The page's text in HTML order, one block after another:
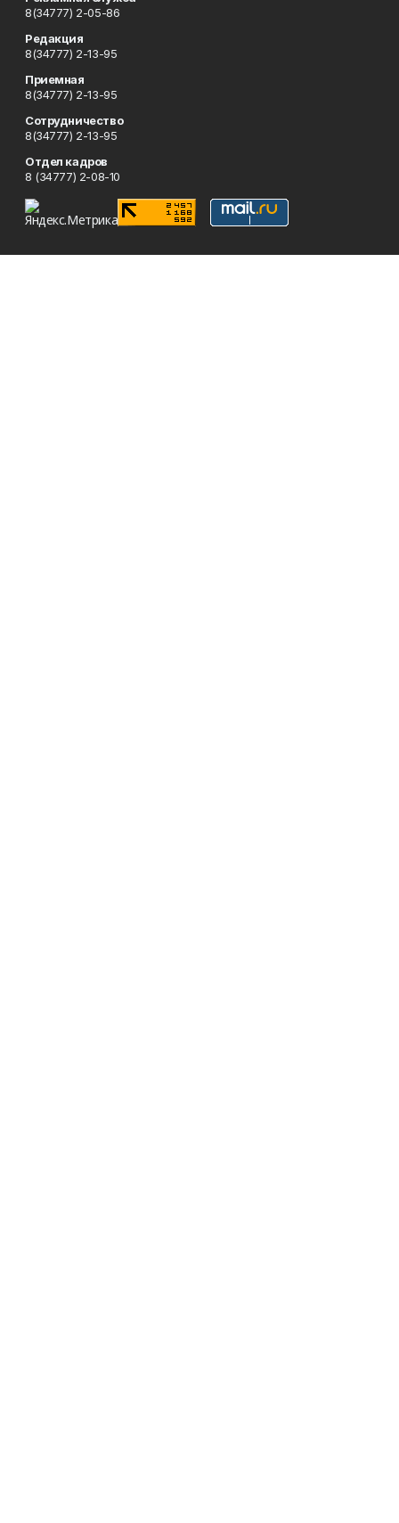
8(34777) 2-05-86
Редакция
8(34777) 2-13-95
Приемная
8(34777) 2-13-95
Сотрудничество
8(34777) 2-13-95
Отдел кадров
8 (34777) 2-08-10